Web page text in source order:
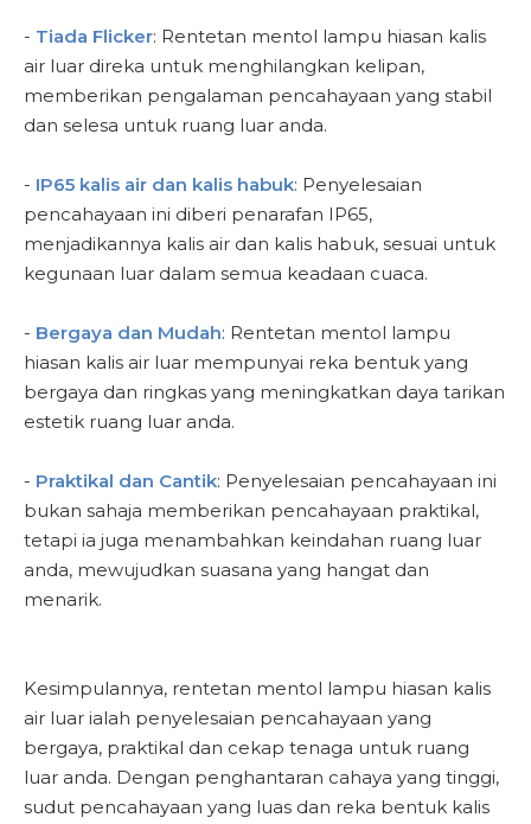
- Tiada Flicker: Rentetan mentol lampu hiasan kalis
air luar direka untuk menghilangkan kelipan,
memberikan pengalaman pencahayaan yang stabil
dan selesa untuk ruang luar anda.
- IP65 kalis air dan kalis habuk: Penyelesaian
pencahayaan ini diberi penarafan IP65,
menjadikannya kalis air dan kalis habuk, sesuai untuk
kegunaan luar dalam semua keadaan cuaca.
- Bergaya dan Mudah: Rentetan mentol lampu
hiasan kalis air luar mempunyai reka bentuk yang
bergaya dan ringkas yang meningkatkan daya tarikan
estetik ruang luar anda.
- Praktikal dan Cantik: Penyelesaian pencahayaan ini
bukan sahaja memberikan pencahayaan praktikal,
tetapi ia juga menambahkan keindahan ruang luar
anda, mewujudkan suasana yang hangat dan
menarik.
Kesimpulannya, rentetan mentol lampu hiasan kalis
air luar ialah penyelesaian pencahayaan yang
bergaya, praktikal dan cekap tenaga untuk ruang
luar anda. Dengan penghantaran cahaya yang tinggi,
sudut pencahayaan yang luas dan reka bentuk kalis